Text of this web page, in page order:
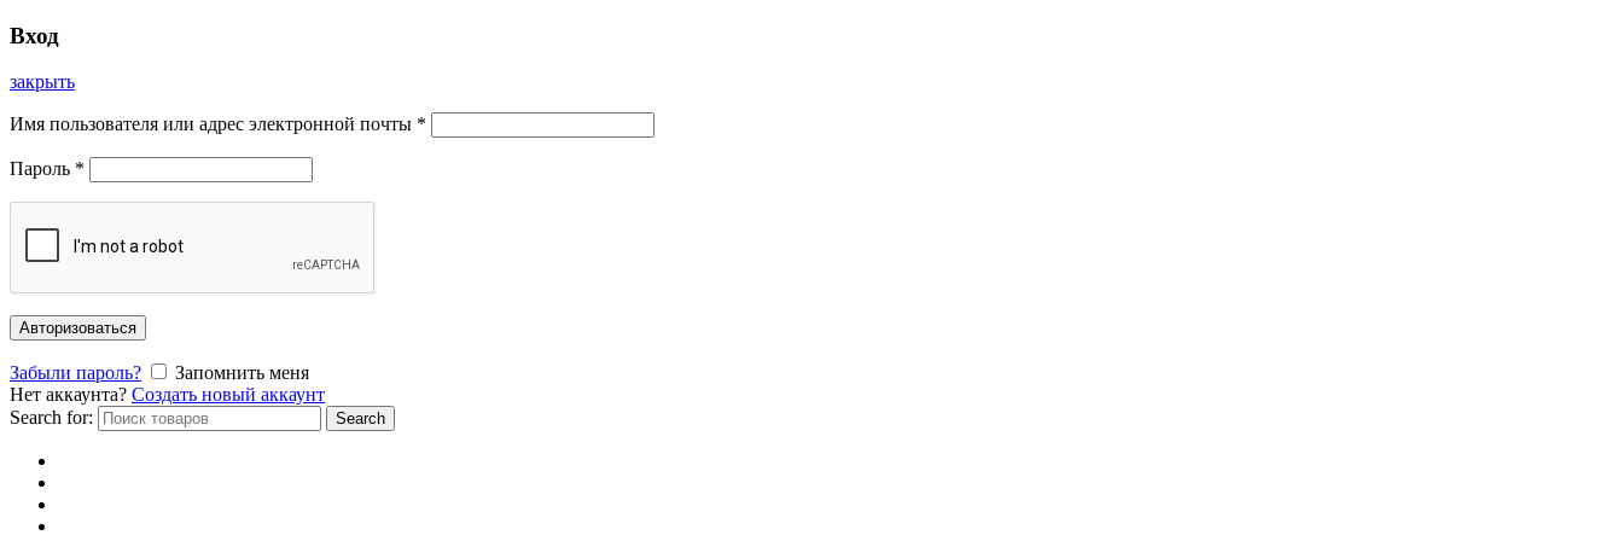
Вход
закрыть
Имя пользователя или адрес электронной почты *
Пароль *
Авторизоваться
Забыли пароль?
Запомнить меня
Нет аккаунта? Создать новый аккаунт
Search for:
Search